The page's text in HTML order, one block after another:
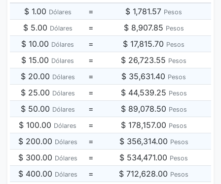
$ 1.00 Dólares = $ 1,781.57 Pesos
$ 5.00 Dólares = $ 8,907.85 Pesos
$ 10.00 Dólares = $ 17,815.70 Pesos
$ 15.00 Dólares = $ 26,723.55 Pesos
$ 20.00 Dólares = $ 35,631.40 Pesos
$ 25.00 Dólares = $ 44,539.25 Pesos
$ 50.00 Dólares = $ 89,078.50 Pesos
$ 100.00 Dólares = $ 178,157.00 Pesos
$ 200.00 Dólares = $ 356,314.00 Pesos
$ 300.00 Dólares = $ 534,471.00 Pesos
$ 400.00 Dólares = $ 712,628.00 Pesos